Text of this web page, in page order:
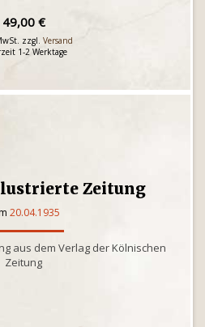
49,00 €
zzgl. Versand
1-2 Werktage
Zeitung
20.04.1935
aus dem Verlag der Kölnischen
Zeitung